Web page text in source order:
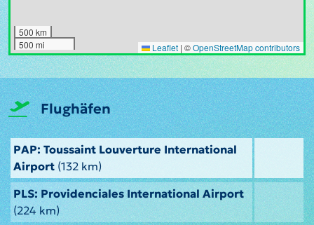
500 km
500 mi
Leaflet | ©OpenStreetMap contributors
Flughäfen
PAP: Toussaint Louverture International
Airport (132 km)
PLS: Providenciales International Airport
(224 km)